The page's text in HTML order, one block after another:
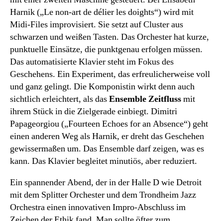
Harnik („Le non-art de délier les doights“) wird mit
Midi-Files improvisiert. Sie setzt auf Cluster aus
schwarzen und weißen Tasten. Das Orchester hat kurze,
punktuelle Einsätze, die punktgenau erfolgen müssen.
Das automatisierte Klavier steht im Fokus des
Geschehens. Ein Experiment, das erfreulicherweise voll
und ganz gelingt. Die Komponistin wirkt denn auch
sichtlich erleichtert, als dasEnsemble Zeitflussmit
ihrem Stück in die Zielgerade einbiegt. Dimitri
Papageorgiou („Fourteen Echoes for an Absence“) geht
einen anderen Weg als Harnik, er dreht das Geschehen
gewissermaßen um. Das Ensemble darf zeigen, was es
kann. Das Klavier begleitet minutiös, aber reduziert.
Ein spannender Abend, der in der Halle D wie Detroit
mit dem Splitter Orchester und dem Trondheim Jazz
Orchestra einen innovativen Impro-Abschluss im